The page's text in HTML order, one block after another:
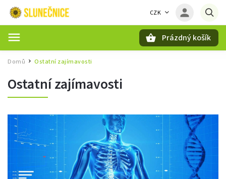
CZK
Prázdný košík
Domů / Ostatní zajímavosti
Ostatní zajímavosti